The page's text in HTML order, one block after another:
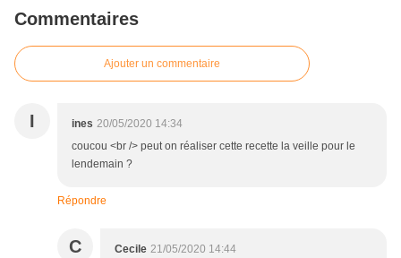
Commentaires
Ajouter un commentaire
I ines 20/05/2020 14:34
coucou <br /> peut on réaliser cette recette la veille pour le
lendemain ?
Répondre
C Cecile 21/05/2020 14:44